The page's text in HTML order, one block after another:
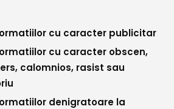
cu caracter publicitar
cu caracter obscen,
calomnios, rasist sau
denigratoare la